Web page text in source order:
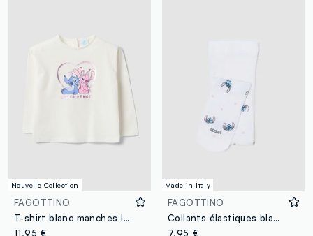
Nouvelle Collection
FAGOTTINO
T-shirt blanc manches longues en coton stretch avec imprimé Lilo & Stitch
11,95 €
Made in Italy
FAGOTTINO
Collants élastiques blancs pour bébé avec Stitch
7,95 €